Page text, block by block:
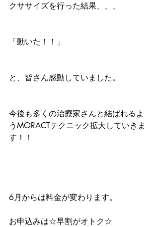
クササイズを行った結果、、、
「動いた！！」
と、皆さん感動していました。
今後も多くの治療家さんと結ばれるよ
うMORACTテクニック拡大していきま
す！！
6月からは料金が変わります。
お申込みは☆早割がオトク☆